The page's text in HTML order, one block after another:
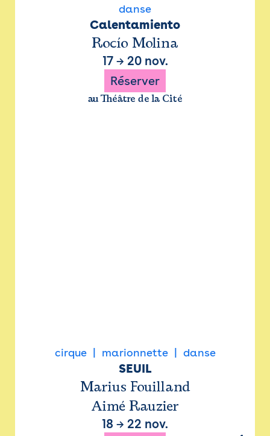
danse
Calentamiento
Rocío Molina
17→ 20 nov.
Réserver
au Théâtre de la Cité
cirque marionnette danse
SEUIL
Marius Fouilland
Aimé Rauzier
18 → 22 nov.